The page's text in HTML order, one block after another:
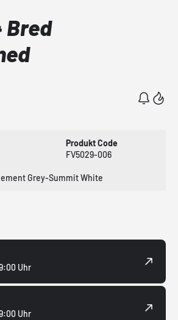
Bred
Produkt Code
FV5029-006
Grey-Summit White
Uhr
Uhr